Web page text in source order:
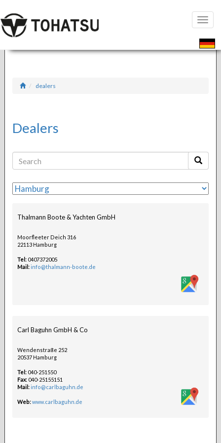
Toggle
dealers
Dealers
Thalmann Boote & Yachten GmbH
Moorfleeter Deich 316
22113 Hamburg
Tel:0407372005
Mail:info@thalmann-boote.de
Carl Baguhn GmbH & Co
Wendenstraße 252
20537 Hamburg
Tel:040-251550
Fax:040-25155151
Mail:info@carlbaguhn.de
Web:www.carlbaguhn.de